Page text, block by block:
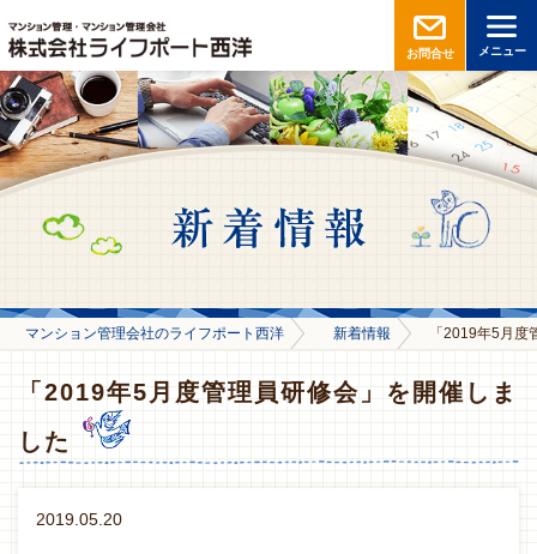
お問合せ メニュー
マンション管理会社のライフポート西洋 新着情報 「2019年5月
「2019年5月度管理員研修会」を開催しま
した
2019.05.20